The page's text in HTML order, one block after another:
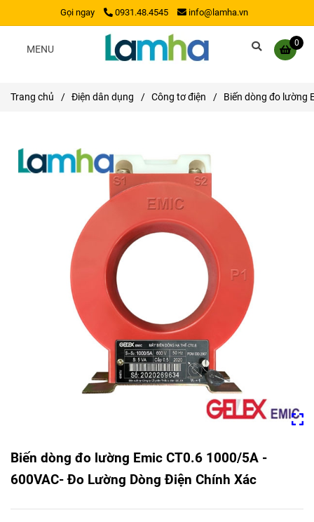
Gọi ngay 0931.48.4545 info@lamha.vn
0
MENU
Trang chủ / Điện dân dụng / Công tơ điện / Biến dòng đo lường
Biến dòng đo lường Emic CT0.6 1000/5A -
600VAC- Đo Lường Dòng Điện Chính Xác